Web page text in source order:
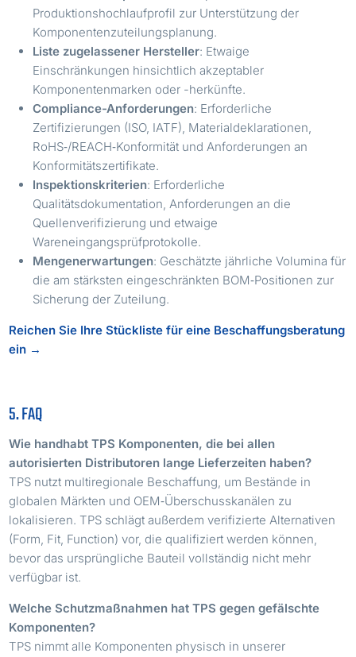
Produktionshochlaufprofil zur Unterstützung der
Komponentenzuteilungsplanung.
Liste zugelassener Hersteller: Etwaige
Einschränkungen hinsichtlich akzeptabler
Komponentenmarken oder -herkünfte.
Compliance-Anforderungen: Erforderliche
Zertifizierungen (ISO, IATF), Materialdeklarationen,
RoHS‑/REACH‑Konformität und Anforderungen an
Konformitätszertifikate.
Inspektionskriterien: Erforderliche
Qualitätsdokumentation, Anforderungen an die
Quellenverifizierung und etwaige
Wareneingangsprüfprotokolle.
Mengenerwartungen: Geschätzte jährliche Volumina für
die am stärksten eingeschränkten BOM‑Positionen zur
Sicherung der Zuteilung.
Reichen Sie Ihre Stückliste für eine Beschaffungsberatung
ein →
5. FAQ
Wie handhabt TPS Komponenten, die bei allen
autorisierten Distributoren lange Lieferzeiten haben?
TPS nutzt multiregionale Beschaffung, um Bestände in
globalen Märkten und OEM‑Überschusskanälen zu
lokalisieren. TPS schlägt außerdem verifizierte Alternativen
(Form, Fit, Function) vor, die qualifiziert werden können,
bevor das ursprüngliche Bauteil vollständig nicht mehr
verfügbar ist.
Welche Schutzmaßnahmen hat TPS gegen gefälschte
Komponenten?
TPS nimmt alle Komponenten physisch in unserer